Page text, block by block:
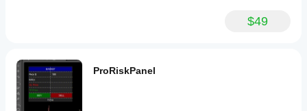
$49
ProRiskPanel